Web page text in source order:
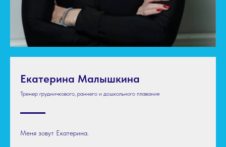
Екатерина Малышкина
Тренер грудничкового, раннего и дошкольного плавания
Меня зовут Екатерина.